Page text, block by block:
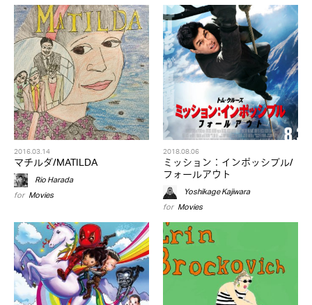
2016.03.14
マチルダ/MATILDA
Rio Harada
for Movies
2018.08.06
ミッション：インポッシブル/
フォールアウト
Yoshikage Kajiwara
for Movies